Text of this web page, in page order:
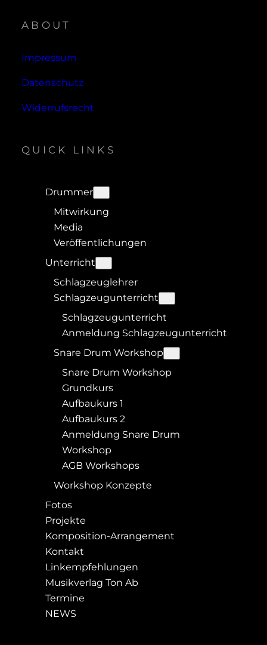
ABOUT
Impressum
Datenschutz
Widerrufsrecht
QUICK LINKS
Drummer
Mitwirkung
Media
Veröffentlichungen
Unterricht
Schlagzeuglehrer
Schlagzeugunterricht
Schlagzeugunterricht
Anmeldung Schlagzeugunterricht
Snare Drum Workshop
Snare Drum Workshop
Grundkurs
Aufbaukurs 1
Aufbaukurs 2
Anmeldung Snare Drum
Workshop
AGB Workshops
Workshop Konzepte
Fotos
Projekte
Komposition-Arrangement
Kontakt
Linkempfehlungen
Musikverlag Ton Ab
Termine
NEWS